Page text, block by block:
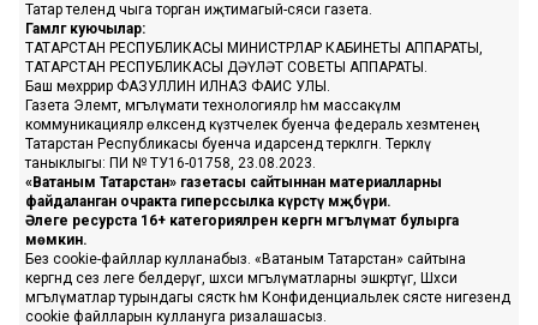
Татар телендә чыга торган иҗтимагый-сәяси газета.
Гамәлгә куючылар:
ТАТАРСТАН РЕСПУБЛИКАСЫ МИНИСТРЛАР КАБИНЕТЫ АППАРАТЫ,
ТАТАРСТАН РЕСПУБЛИКАСЫ ДӘҮЛӘТ СОВЕТЫ АППАРАТЫ.
Баш мөхәррир ФАЗУЛЛИН ИЛНАЗ ФАИС УЛЫ.
Газета Элемтә, мәгълүмати технологияләр һәм массакүләм
коммуникацияләр өлкәсендә күзәтчелек буенча федераль хезмәтенең
Татарстан Республикасы буенча идарәсендә теркәлгән. Теркәлү
таныклыгы: ПИ № ТУ16-01758, 23.08.2023.
«Ватаным Татарстан» газетасы сайтыннан материалларны
файдаланган очракта гиперссылка күрсәтү мәҗбүри.
Әлеге ресурста 16+ категорияләренә кергән мәгълүмат булырга
мөмкин.
Без cookie-файллар кулланабыз. «Ватаным Татарстан» сайтына
кергәндә сез әлеге белдерүгә, шәхси мәгълүматларны эшкәртүгә, Шәхси
мәгълүматлар турындагы сәясәткә һәм Конфиденциальлек сәясәте нигезендә
cookie файлларын куллануга ризалашасыз.